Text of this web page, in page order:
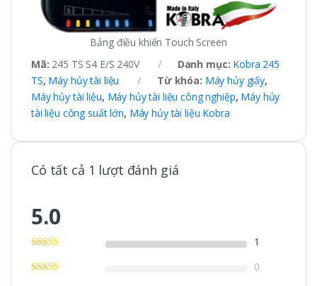
Bảng điều khiển Touch Screen
Mã: 245 TS S4 E/S 240V Danh mục: Kobra 245
TS, Máy hủy tài liệu Từ khóa: Máy hủy giấy,
Máy hủy tài liệu, Máy hủy tài liệu công nghiệp, Máy hủy
tài liệu công suất lớn, Máy hủy tài liệu Kobra
Có tất cả 1 lượt đánh giá
5.0
1
0